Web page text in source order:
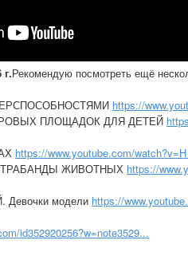
Рекомендую посмотреть ещё
https://
ПЛОЩАДОК ДЛЯ ДЕТЕЙ
https://www.youtube.com/
ЖИВОТНЫХ https://
модели https://
id352920256?w=note3529...